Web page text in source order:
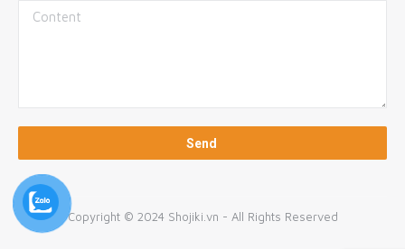
Copyright © 2024 Shojiki.vn - All Rights Reserved